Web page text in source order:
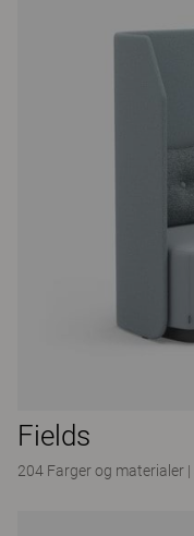
Fields
204 Farger og materialer |